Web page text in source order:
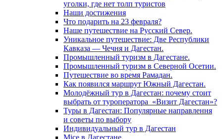
уголки, где нет толп туристов
Наши достижения
Что подарить на 23 февраля?
Наше путешествие на Русский Север.
Уникальное путешествие: Две Республики
Кавказа — Чечня и Дагестан.
Промышленный туризм в Дагестане.
Промышленный туризм в Северной Осетии.
Путешествие во время Рамадан.
Как появился маршрут Южный Дагестан.
Молодёжный тур в Дагестан: почему стоит
выбрать от туроператора «Визит Дагестан»?
Туры в Дагестан: Популярные направлення
и советы по выбору
Индивидуальный тур в Дагестан
Mice в Дагестане.